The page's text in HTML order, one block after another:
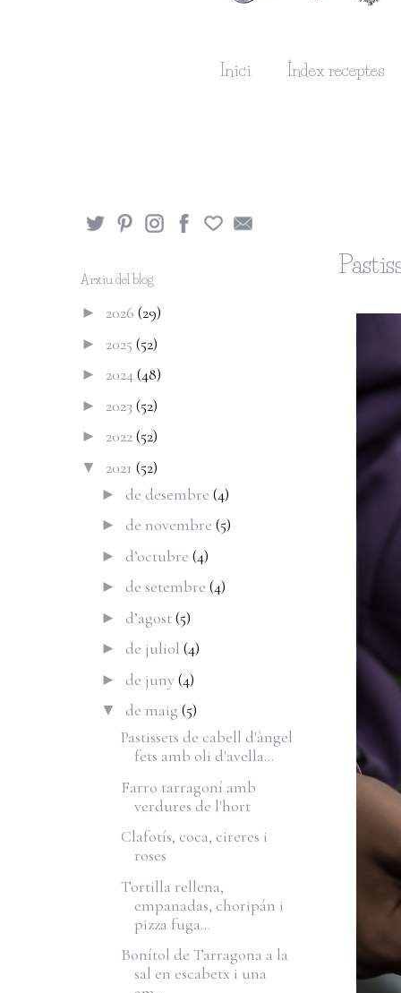
Inici Índex receptes
Arxiu del blog
► 2026 (29)
► 2025 (52)
► 2024(48)
► 2023 (52)
► 2022(52)
▼ 2021 (52)
► de desembre (4)
► de novembre (5)
► d’octubre (4)
► de setembre (4)
► d’agost(5)
► de juliol (4)
► de juny(4)
▼ de maig (5)
Pastissets de cabell d'àngel
fets amb oli d'avella...
Farro tarragoní amb
verdures de l'hort
Clafotís, coca, cireres i
roses
Tortilla rellena,
empanadas, choripán i
pizza fuga...
Bonítol de Tarragona a la
sal en escabetx i una